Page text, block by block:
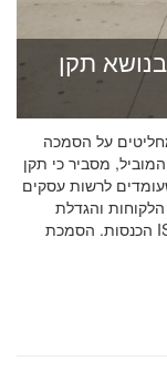
תקן
לפני שמחליטים על הסמכה
מסביר כי תקן
שעומדים לרשות עסקים
הלקוחות והגדלת
הכנסות. הסמכת ISO 9001 מוכיחה ללקוחות, לשותפים ולמשקיעים